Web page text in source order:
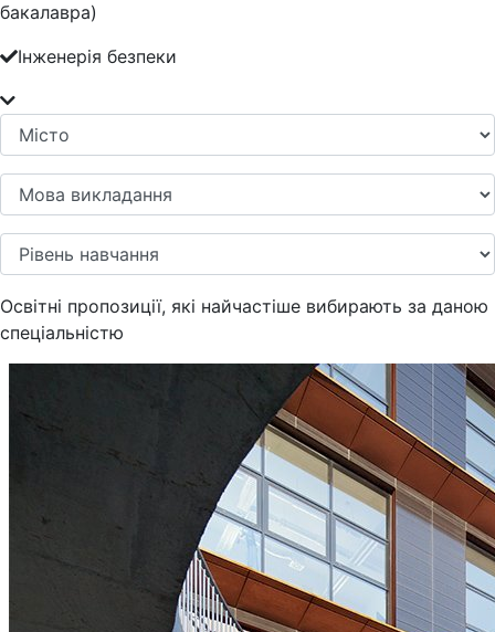
бакалавра)
Інженерія безпеки
Освітні пропозиції, які найчастіше вибирають за даною
спеціальністю